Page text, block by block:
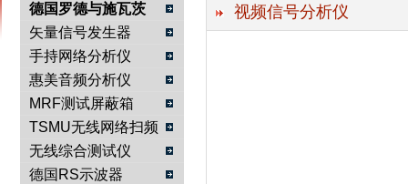
南京咏仪电子科技有限公司
德国罗德与施瓦茨
矢量信号发生器
手持网络分析仪
惠美音频分析仪
MRF测试屏蔽箱
TSMU无线网络扫频
仪
无线综合测试仪
德国RS示波器
视频信号分析仪